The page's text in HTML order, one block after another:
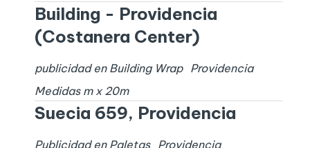
Building - Providencia
(Costanera Center)
publicidad en Building Wrap
Providencia
Medidas m x 20m
Suecia 659, Providencia
Publicidad en Paletas
Providencia